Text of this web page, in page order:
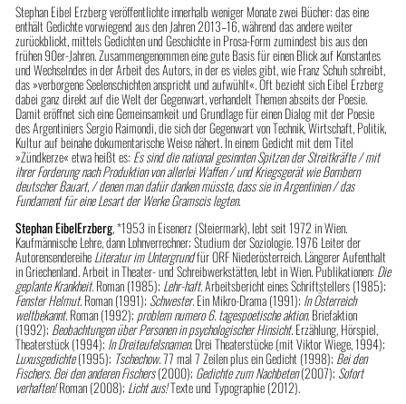
Stephan Eibel Erzberg veröffentlichte innerhalb weniger Monate zwei Bücher: das eine
enthält Gedichte vorwiegend aus den Jahren 2013–16, während das andere weiter
zurückblickt, mittels Gedichten und Geschichte in Prosa-Form zumindest bis aus den
frühen 90er-Jahren. Zusammengenommen eine gute Basis für einen Blick auf Konstantes
und Wechselndes in der Arbeit des Autors, in der es vieles gibt, wie Franz Schuh schreibt,
das »verborgene Seelenschichten anspricht und aufwühlt«. Oft bezieht sich Eibel Erzberg
dabei ganz direkt auf die Welt der Gegenwart, verhandelt Themen abseits der Poesie.
Damit eröffnet sich eine Gemeinsamkeit und Grundlage für einen Dialog mit der Poesie
des Argentiniers Sergio Raimondi, die sich der Gegenwart von Technik, Wirtschaft, Politik,
Kultur auf beinahe dokumentarische Weise nähert. In einem Gedicht mit dem Titel
»Zündkerze« etwa heißt es: Es sind die national gesinnten Spitzen der Streitkräfte / mit
ihrer Forderung nach Produktion von allerlei Waffen / und Kriegsgerät wie Bombern
deutscher Bauart, / denen man dafür danken müsste, dass sie in Argentinien / das
Fundament für eine Lesart der Werke Gramscis legten.
Stephan EibelErzberg, *1953 in Eisenerz (Steiermark), lebt seit 1972 in Wien.
Kaufmännische Lehre, dann Lohnverrechner; Studium der Soziologie. 1976 Leiter der
AutorensendereiheLiteratur im Untergrundfür ORF Niederösterreich. Längerer Aufenthalt
in Griechenland. Arbeit in Theater- und Schreibwerkstätten, lebt in Wien. Publikationen: Die
geplante Krankheit.Roman (1985); Lehr-haft.Arbeitsbericht eines Schriftstellers (1985);
Fenster Helmut. Roman (1991); Schwester. Ein Mikro-Drama (1991); In Österreich
weltbekannt.Roman (1992); problem numero 6. tagespoetische aktion. Briefaktion
(1992); Beobachtungen über Personen in psychologischer Hinsicht. Erzählung, Hörspiel,
Theaterstück (1994); In Dreiteufelsnamen. Drei Theaterstücke (mit Viktor Wiege, 1994);
Luxusgedichte(1995); Tschechow.77 mal 7 Zeilen plus ein Gedicht (1998); Bei den
Fischers. Bei den anderen Fischers(2000); Gedichte zum Nachbeten(2007); Sofort
verhaften!Roman (2008); Licht aus!Texte und Typographie (2012).